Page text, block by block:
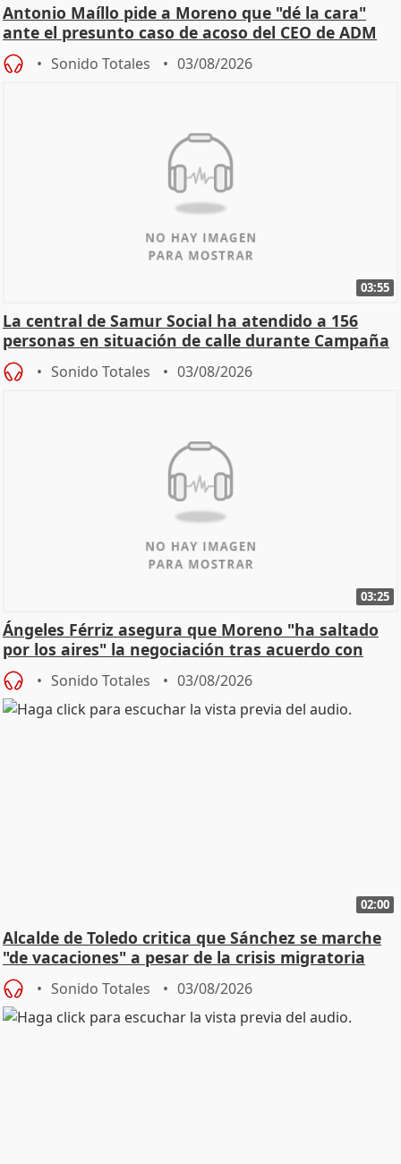
Antonio Maíllo pide a Moreno que "dé la cara"
ante el presunto caso de acoso del CEO de ADM
Sonido Totales 03/08/2026
03:55
La central de Samur Social ha atendido a 156
personas en situación de calle durante Campaña
de Calor
Sonido Totales 03/08/2026
03:25
Ángeles Férriz asegura que Moreno "ha saltado
por los aires" la negociación tras acuerdo con
SMA
Sonido Totales 03/08/2026
02:00
Alcalde de Toledo critica que Sánchez se marche
"de vacaciones" a pesar de la crisis migratoria
Sonido Totales 03/08/2026